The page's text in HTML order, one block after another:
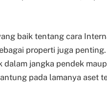
baik tentang cara
properti juga
dalam jangka pendek
pada lamanya aset